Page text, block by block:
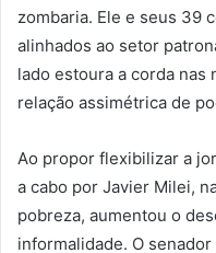
zombaria. Ele e seus 39
alinhados ao setor
lado estoura a corda nas
relação assimétrica de
Ao propor flexibilizar a
a cabo por Javier Milei,
pobreza, aumentou o
informalidade. O